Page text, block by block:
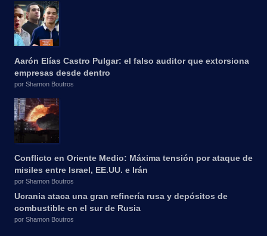
Aarón Elías Castro Pulgar: el falso auditor que extorsiona
empresas desde dentro
por Shamon Boutros
Conflicto en Oriente Medio: Máxima tensión por ataque de
misiles entre Israel, EE.UU. e Irán
por Shamon Boutros
Ucrania ataca una gran refinería rusa y depósitos de
combustible en el sur de Rusia
por Shamon Boutros